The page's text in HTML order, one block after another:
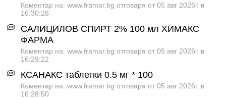
Коментар на: www.framar.bg отговаря от 05 авг 2026г. в
16:30:28
САЛИЦИЛОВ СПИРТ 2% 100 мл ХИМАКС
ФАРМА
Коментар на: www.framar.bg отговаря от 05 авг 2026г. в
16:29:22
КСАНАКС таблетки 0.5 мг * 100
Коментар на: www.framar.bg отговаря от 05 авг 2026г. в
16:28:50